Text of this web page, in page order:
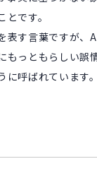
です。
表す言葉ですが、
もっともらしい誤
に呼ばれています。